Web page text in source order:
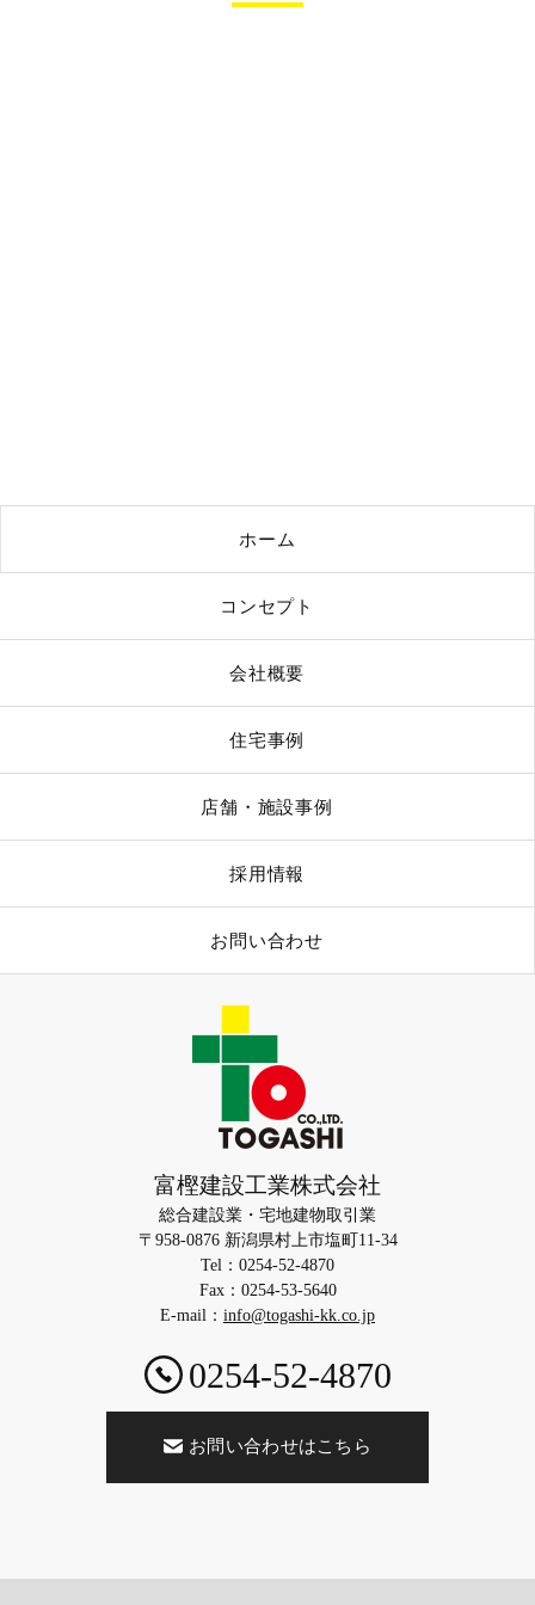
ホーム
コンセプト
会社概要
住宅事例
店舗・施設事例
採用情報
お問い合わせ
富樫建設工業株式会社
総合建設業・宅地建物取引業
〒958-0876 新潟県村上市塩町11-34
Tel：0254-52-4870
Fax：0254-53-5640
E-mail： info@togashi-kk.co.jp
0254-52-4870
お問い合わせはこちら